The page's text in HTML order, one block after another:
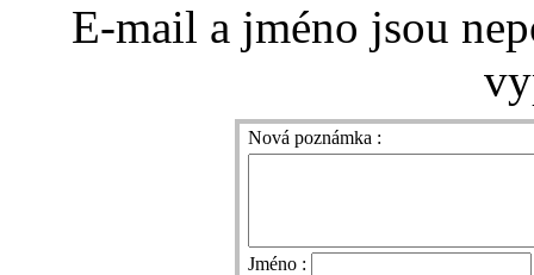
E-mail a jméno jsou
Nová poznámka :
Jméno :